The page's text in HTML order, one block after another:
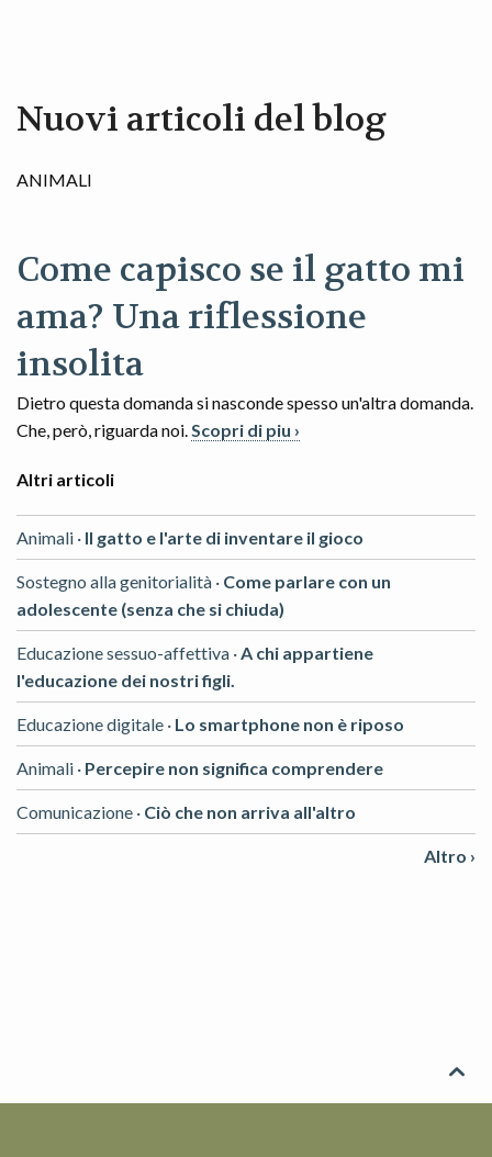
Nuovi articoli del blog
ANIMALI
Come capisco se il gatto mi
ama? Una riflessione
insolita
Dietro questa domanda si nasconde spesso un'altra domanda.
Che, però, riguarda noi. Scopri di piu ›
Altri articoli
Animali · Il gatto e l'arte di inventare il gioco
Sostegno alla genitorialità · Come parlare con un
adolescente (senza che si chiuda)
Educazione sessuo-affettiva · A chi appartiene
l'educazione dei nostri figli.
Educazione digitale · Lo smartphone non è riposo
Animali · Percepire non significa comprendere
Comunicazione · Ciò che non arriva all'altro
Altro ›
